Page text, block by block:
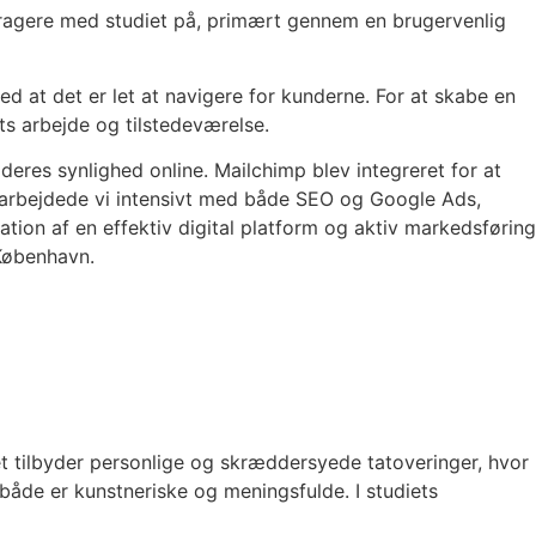
med studiet på, primært gennem en brugervenlig
at det er let at navigere for kunderne. For at skabe en
arbejde og tilstedeværelse.
synlighed online. Mailchimp blev integreret for at
vi intensivt med både SEO og Google Ads,
af en effektiv digital platform og aktiv markedsføring
tilbyder personlige og skræddersyede tatoveringer, hvor
er kunstneriske og meningsfulde. I studiets